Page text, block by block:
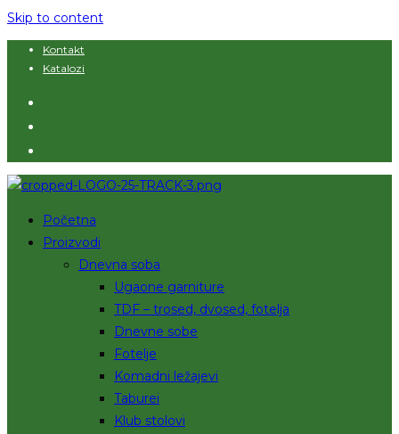
Skip to content
Kontakt
Katalozi
Početna
Proizvodi
Dnevna soba
Ugaone garniture
TDF – trosed, dvosed, fotelja
Dnevne sobe
Fotelje
Komadni ležajevi
Taburei
Klub stolovi